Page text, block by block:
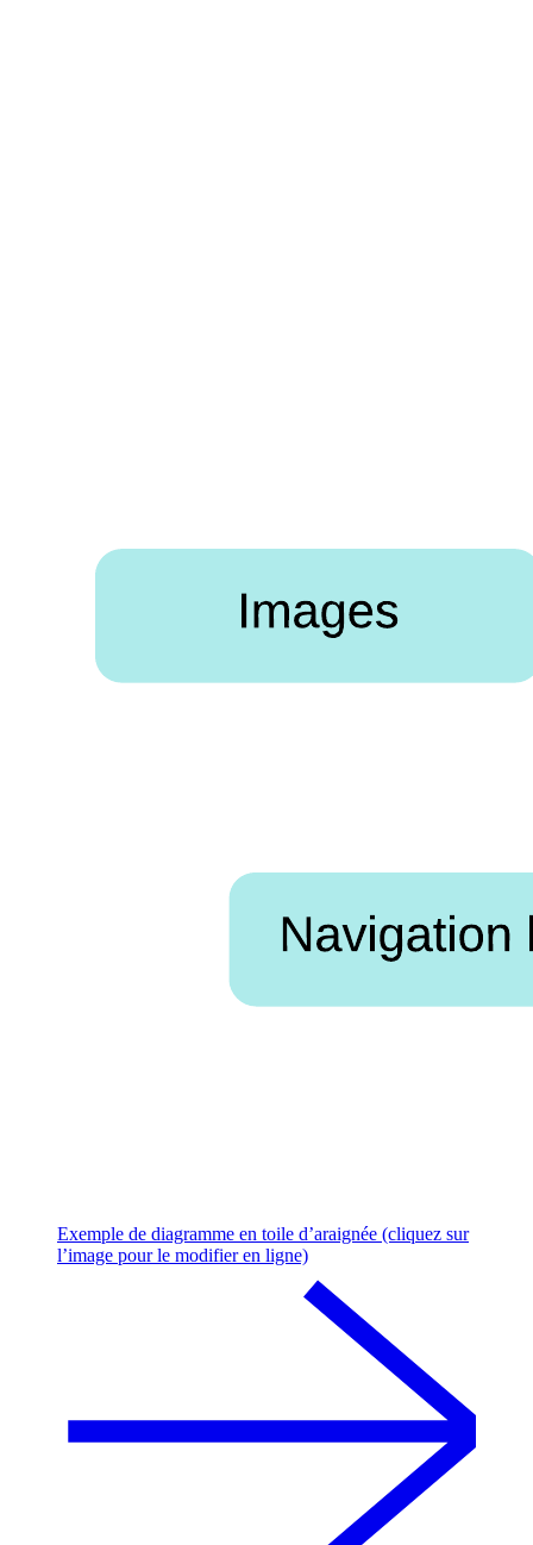
Exemple de diagramme en toile d’araignée (cliquez sur
l’image pour le modifier en ligne)